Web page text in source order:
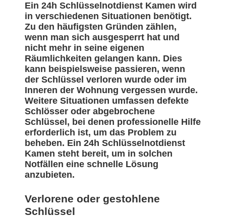
Ein 24h Schlüsselnotdienst Kamen wird
in verschiedenen Situationen benötigt.
Zu den häufigsten Gründen zählen,
wenn man sich ausgesperrt hat und
nicht mehr in seine eigenen
Räumlichkeiten gelangen kann. Dies
kann beispielsweise passieren, wenn
der Schlüssel verloren wurde oder im
Inneren der Wohnung vergessen wurde.
Weitere Situationen umfassen defekte
Schlösser oder abgebrochene
Schlüssel, bei denen professionelle Hilfe
erforderlich ist, um das Problem zu
beheben. Ein 24h Schlüsselnotdienst
Kamen steht bereit, um in solchen
Notfällen eine schnelle Lösung
anzubieten.
Verlorene oder gestohlene
Schlüssel